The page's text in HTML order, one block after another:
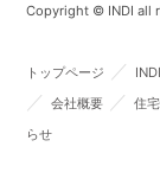
Copyright © INDI all
トップページ ／
／ 会社概要 ／ 住
らせ